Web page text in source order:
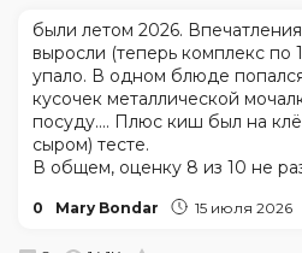
были летом 2026.
выросли (теперь комплекс по
упало. В одном блюде
кусочек металлической
посуду.... Плюс киш был на
сыром) тесте.
В общем, оценку 8 из 10 не
0 Mary Bondar 15 июля 2026